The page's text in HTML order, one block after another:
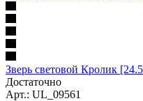
Зверь световой Кролик
Достаточно
Арт.: UL_09561